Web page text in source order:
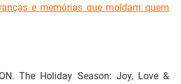
e memórias que moldam quem
The Holiday Season: Joy, Love &